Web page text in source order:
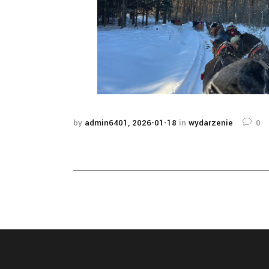
by admin6401 2026-01-18 in wydarzenie 0